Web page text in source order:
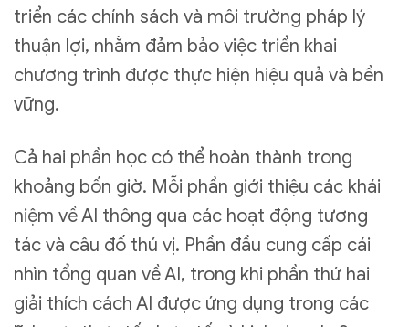
triển các chính sách và môi trường pháp lý
thuận lợi, nhằm đảm bảo việc triển khai
chương trình được thực hiện hiệu quả và bền
vững.
Cả hai phần học có thể hoàn thành trong
khoảng bốn giờ. Mỗi phần giới thiệu các khái
niệm về AI thông qua các hoạt động tương
tác và câu đố thú vị. Phần đầu cung cấp cái
nhìn tổng quan về AI, trong khi phần thứ hai
giải thích cách AI được ứng dụng trong các